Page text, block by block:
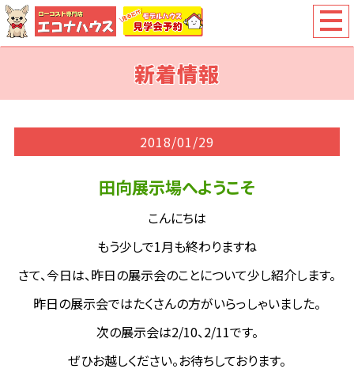
新着情報
2018/01/29
田向展示場へようこそ
こんにちは
もう少しで1月も終わりますね
さて、今日は、昨日の展示会のことについて少し紹介します。
昨日の展示会ではたくさんの方がいらっしゃいました。
次の展示会は2/10、2/11です。
ぜひお越しください。お待ちしております。